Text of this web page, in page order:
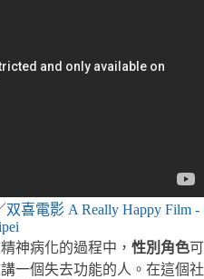
双喜電影 A Really Happy Film -
神病化的過程中， 性別角色可
一個失去功能的人。在這個社